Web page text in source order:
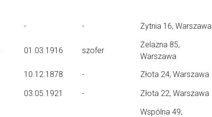
- - Żytnia 16, Warszawa
01.03.1916 szofer
Żelazna 85,
Warszawa
10.12.1878 - Złota 24, Warszawa
03.05.1921 - Złota 22, Warszawa
Wspólna 49;